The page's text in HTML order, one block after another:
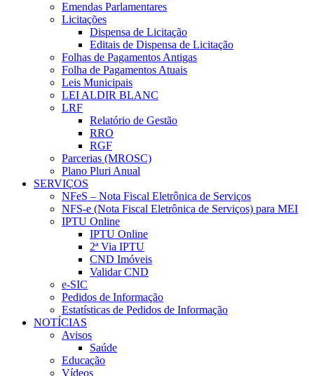
Emendas Parlamentares
Licitações
Dispensa de Licitação
Editais de Dispensa de Licitação
Folhas de Pagamentos Antigas
Folha de Pagamentos Atuais
Leis Municipais
LEI ALDIR BLANC
LRF
Relatório de Gestão
RRO
RGF
Parcerias (MROSC)
Plano Pluri Anual
SERVIÇOS
NFeS – Nota Fiscal Eletrônica de Serviços
NFS-e (Nota Fiscal Eletrônica de Serviços) para MEI
IPTU Online
IPTU Online
2ª Via IPTU
CND Imóveis
Validar CND
e-SIC
Pedidos de Informação
Estatísticas de Pedidos de Informação
NOTÍCIAS
Avisos
Saúde
Educação
Vídeos